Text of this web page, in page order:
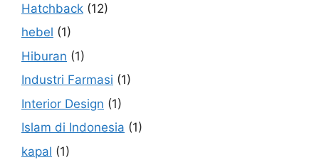
Hatchback (12)
hebel (1)
Hiburan (1)
Industri Farmasi (1)
Interior Design (1)
Islam di Indonesia (1)
kapal (1)